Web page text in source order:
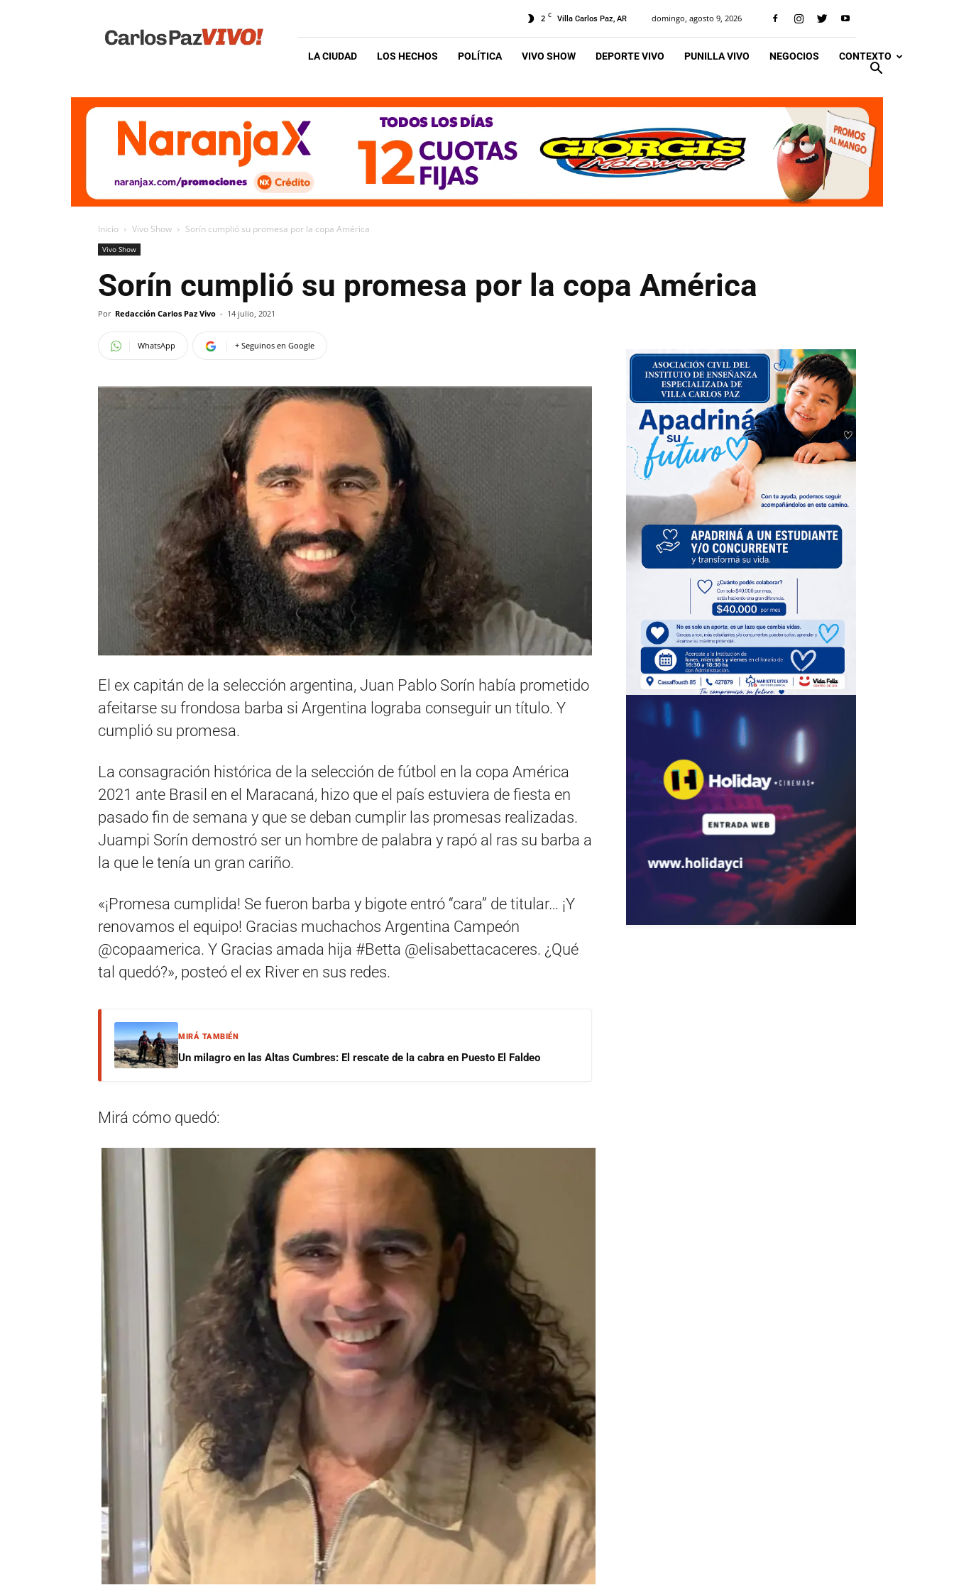
Vivo
2 C Villa Carlos Paz, AR domingo, agosto 9, 2026
LA CIUDAD LOS HECHOS POLÍTICA VIVO SHOW DEPORTE VIVO PUNILLA VIVO NEGOCIOS CONTEXTO
Inicio Vivo Show Sorín cumplió su promesa por la copa América
Vivo Show
Sorín cumplió su promesa por la copa América
Por Redacción Carlos Paz Vivo - 14 julio, 2021
WhatsApp + Seguinos en Google
El ex capitán de la selección argentina, Juan Pablo Sorín había prometido
afeitarse su frondosa barba si Argentina lograba conseguir un título. Y
cumplió su promesa.
La consagración histórica de la selección de fútbol en la copa América
2021 ante Brasil en el Maracaná, hizo que el país estuviera de fiesta en
pasado fin de semana y que se deban cumplir las promesas realizadas.
Juampi Sorín demostró ser un hombre de palabra y rapó al ras su barba a
la que le tenía un gran cariño.
«¡Promesa cumplida! Se fueron barba y bigote entró “cara” de titular… ¡Y
renovamos el equipo! Gracias muchachos Argentina Campeón
@copaamerica. Y Gracias amada hija #Betta @elisabettacaceres. ¿Qué
tal quedó?», posteó el ex River en sus redes.
MIRÁ TAMBIÉN
Un milagro en las Altas Cumbres: El rescate de la cabra en Puesto El Faldeo
Mirá cómo quedó: